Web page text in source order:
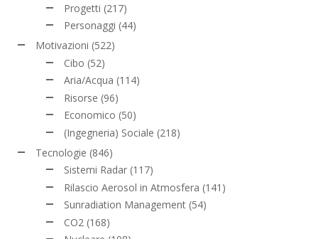
Progetti (217)
Personaggi (44)
Motivazioni (522)
Cibo (52)
Aria/Acqua (114)
Risorse (96)
Economico (50)
(Ingegneria) Sociale (218)
Tecnologie (846)
Sistemi Radar (117)
Rilascio Aerosol in Atmosfera (141)
Sunradiation Management (54)
CO2 (168)